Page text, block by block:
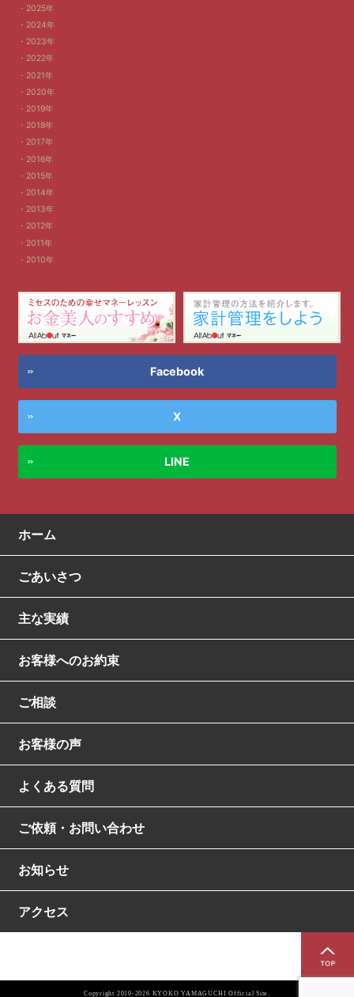
2025年
2024年
2023年
2022年
2021年
2020年
2019年
2018年
2017年
2016年
2015年
2014年
2013年
2012年
2011年
2010年
Facebook
X
LINE
ホーム
ごあいさつ
主な実績
お客様へのお約束
ご相談
お客様の声
よくある質問
ご依頼・お問い合わせ
お知らせ
アクセス
Copyright 2010-2026 KYOKO YAMAGUCHI Official Site.